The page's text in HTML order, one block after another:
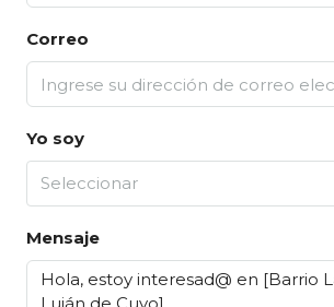
Correo
Yo soy
Seleccionar
Mensaje